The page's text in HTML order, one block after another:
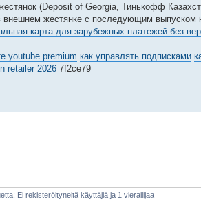
(Deposit of Georgia, Тинькофф
жестянке с последующим выпуском
карта для зарубежных платежей без
youtube premium как управлять подписками
retailer 2026 7f2ce79
Ei rekisteröityneitä käyttäjiä ja 1 vierailijaa